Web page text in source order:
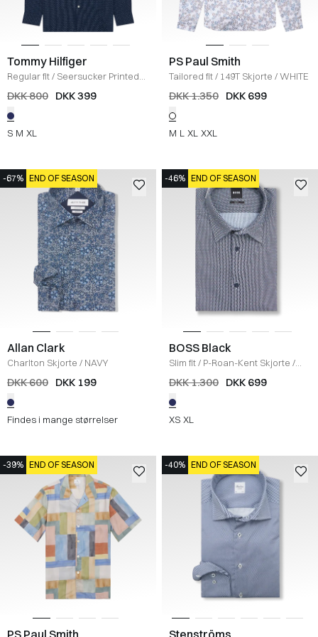
Tommy Hilfiger
Regular fit/ Seersucker Printed
Skjorte/ NAVY
DKK 800 DKK 399
S M XL
PS Paul Smith
Tailored fit/ 149T Skjorte /WHITE
DKK 1.350 DKK 699
M L XL XXL
-67% END OF SEASON
Allan Clark
Charlton Skjorte / NAVY
DKK 600 DKK 199
Findes i mange størrelser
-46% END OF SEASON
BOSS Black
Slim fit/ P-Roan-Kent Skjorte /
NAVY
DKK 1.300 DKK 699
XS XL
-39% END OF SEASON
PS Paul Smith
-40% END OF SEASON
Stenströms